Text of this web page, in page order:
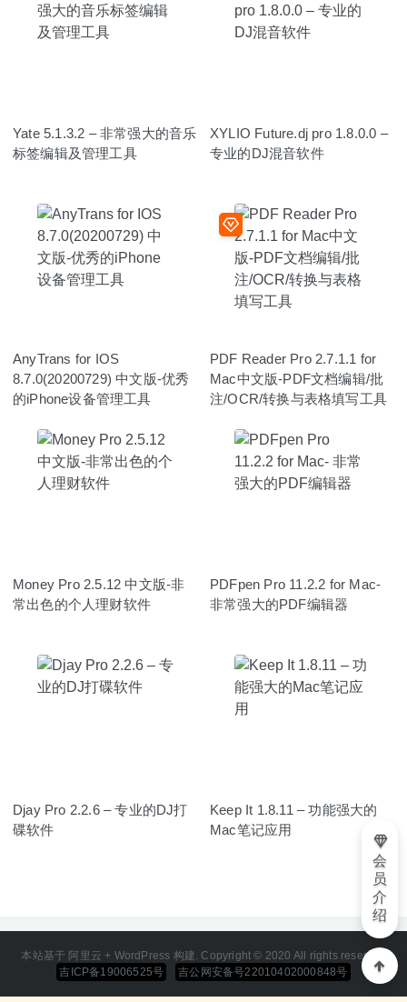
Yate 5.1.3.2 – 非常强大的音乐
标签编辑及管理工具
XYLIO Future.dj pro 1.8.0.0 –
专业的DJ混音软件
AnyTrans for IOS
8.7.0(20200729) 中文版-优秀
的iPhone设备管理工具
PDF Reader Pro 2.7.1.1 for
Mac中文版-PDF文档编辑/批
注/OCR/转换与表格填写工具
Money Pro 2.5.12 中文版-非
常出色的个人理财软件
PDFpen Pro 11.2.2 for Mac-
非常强大的PDF编辑器
Djay Pro 2.2.6 – 专业的DJ打
碟软件
Keep It 1.8.11 – 功能强大的
Mac笔记应用
本站基于 阿里云 + WordPress 构建. Copyright © 2020 All rights reserved
吉ICP备19006525号
吉公网安备号22010402000848号
会
员
介
绍